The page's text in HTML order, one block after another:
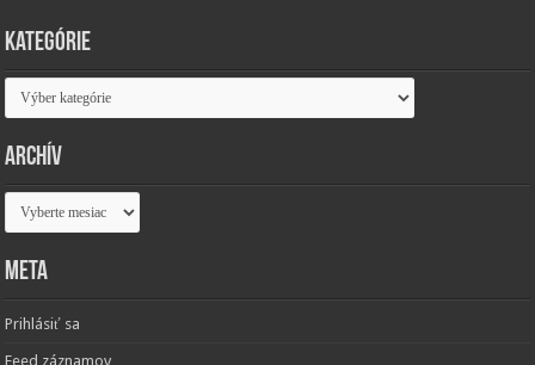
Kategórie
Kategórie
Archív
Archív
Meta
Prihlásiť sa
Feed záznamov